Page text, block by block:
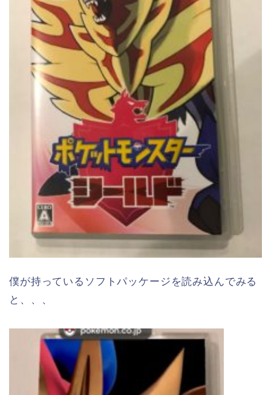
僕が持っているソフトパッケージを読み込んでみる
と、、、